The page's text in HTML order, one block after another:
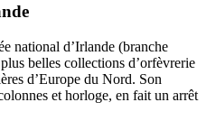
national d’Irlande (branche
belles collections d’orfèvrerie
d’Europe du Nord. Son
et horloge, en fait un arrêt